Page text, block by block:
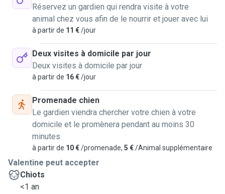
Réservez un gardien qui rendra visite à votre
animal chez vous afin de le nourrir et jouer avec lui
à partir de 11 €/jour
Deux visites à domicile par jour
Deux visites à domicile par jour
à partir de 16 €/jour
Promenade chien
Le gardien viendra chercher votre chien à votre
domicile et le promènera pendant au moins 30
minutes
à partir de 10 €/promenade, 5 €/Animal supplémentaire
Valentine peut accepter
Chiots
<1 an